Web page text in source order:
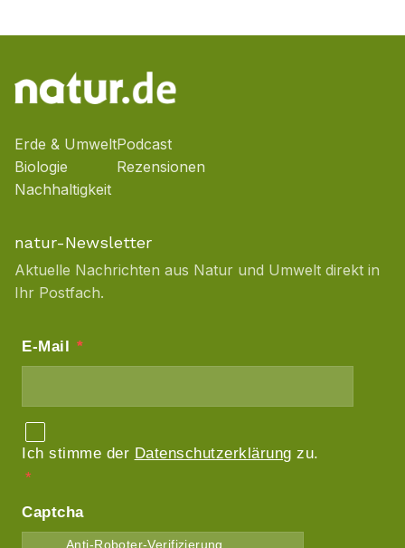
Erde & Umwelt
Biologie
Nachhaltigkeit
Podcast
Rezensionen
natur-Newsletter
Aktuelle Nachrichten aus Natur und Umwelt direkt in
Ihr Postfach.